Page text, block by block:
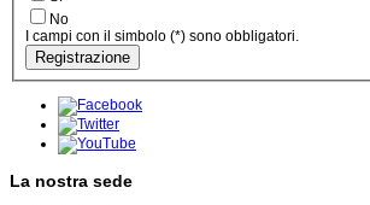
No
I campi con il simbolo (*) sono obbligatori.
Registrazione
La nostra sede